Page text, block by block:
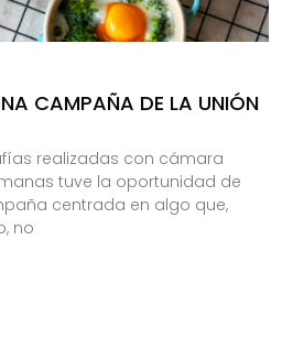
CAMPAÑA DE LA UNIÓN
realizadas con cámara
tuve la oportunidad de
centrada en algo que,
no